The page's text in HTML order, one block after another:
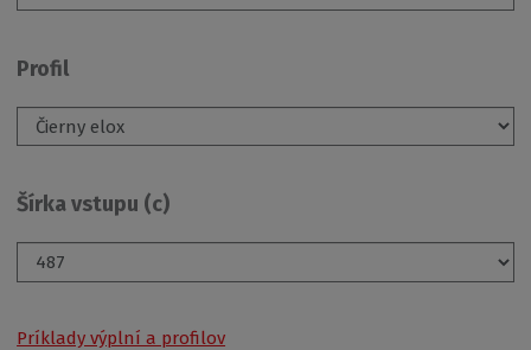
Profil
Šírka vstupu (c)
Príklady výplní a profilov